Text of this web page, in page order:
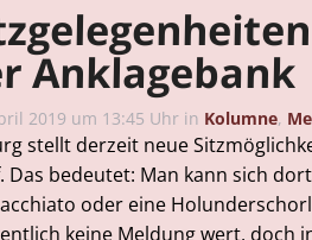
Anklagebank
2019 um 13:45 Uhr in Kolumne,
stellt derzeit neue
Das bedeutet: Man kann sich
oder eine
keine Meldung wert, doch